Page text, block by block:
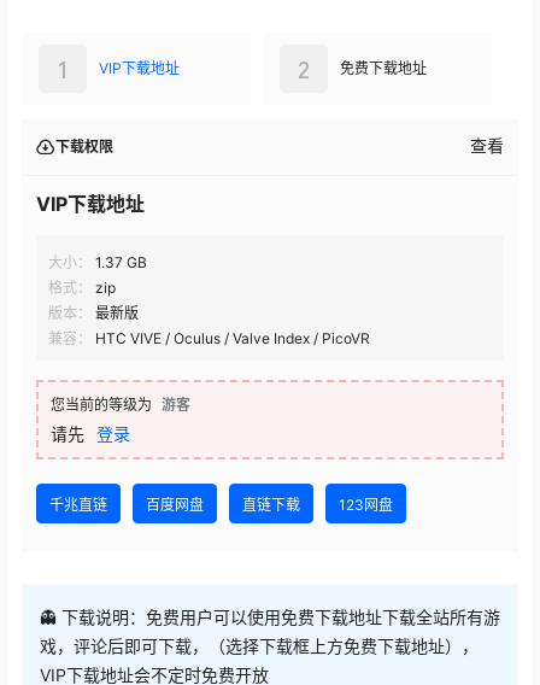
VIP下载地址
1 免费下载地址
2
下载权限 查看
VIP下载地址
大小：
1.37 GB
格式：
zip
版本：
最新版
兼容：
HTC VIVE / Oculus / Valve Index / PicoVR
您当前的等级为 游客
请先 登录
千兆直链 百度网盘 直链下载 123网盘
👻 下载说明：免费用户可以使用免费下载地址下载全站所有游
戏，评论后即可下载，（选择下载框上方免费下载地址），
VIP下载地址会不定时免费开放